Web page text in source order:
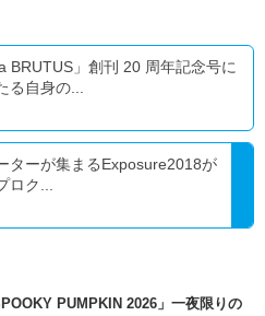
BRUTUS」創刊 20 周年記念号に
る自身の...
ターが集まるExposure2018が
ロク...
PUMPKIN 2026」一夜限りの